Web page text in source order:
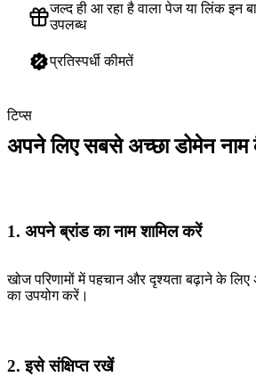
जल्द ही आ रहा है वाला पेज या लिंक इन
उपलब्ध
प्रतिस्पर्धी कीमतें
टिप्स
अपने लिए सबसे अच्छा डोमेन नाम
1. अपने ब्रांड का नाम शामिल करें
खोज परिणामों में पहचान और दृश्यता बढ़ाने के लिए
का उपयोग करें।
2. इसे संक्षिप्त रखें